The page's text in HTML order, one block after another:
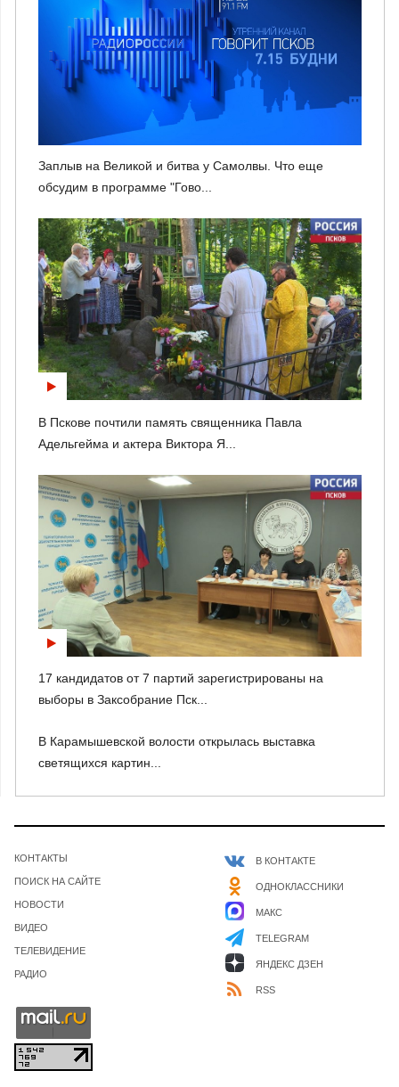
Заплыв на Великой и битва у Самолвы. Что еще
обсудим в программе "Гово...
В Пскове почтили память священника Павла
Адельгейма и актера Виктора Я...
17 кандидатов от 7 партий зарегистрированы на
выборы в Заксобрание Пск...
В Карамышевской волости открылась выставка
светящихся картин...
КОНТАКТЫ
ПОИСК НА САЙТЕ
НОВОСТИ
ВИДЕО
ТЕЛЕВИДЕНИЕ
РАДИО
В КОНТАКТЕ
ОДНОКЛАССНИКИ
МАКС
TELEGRAM
ЯНДЕКС ДЗЕН
RSS